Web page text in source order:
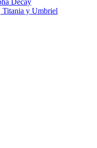
Decay
Titania y Umbriel